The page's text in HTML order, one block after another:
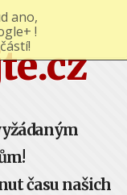
času našich
ano,
!